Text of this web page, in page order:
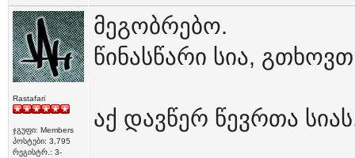
Rastafari
ჯგუფი: Members
პოსტები: 3,795
რეგისტრ.: 3-
მეგობრებო.
წინასწარი სია,
აქ დავწერ წევრთა